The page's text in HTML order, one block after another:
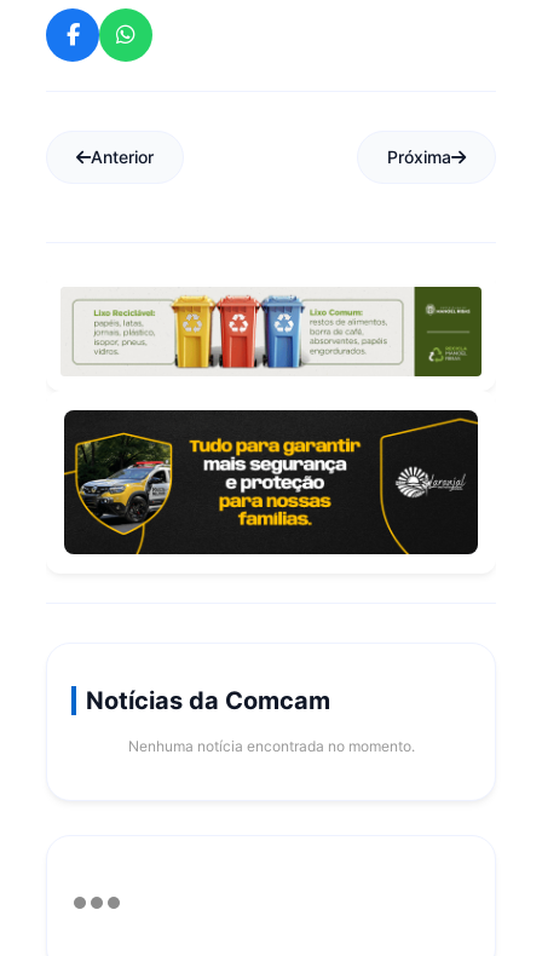
Anterior Próxima
Notícias da Comcam
Nenhuma notícia encontrada no momento.